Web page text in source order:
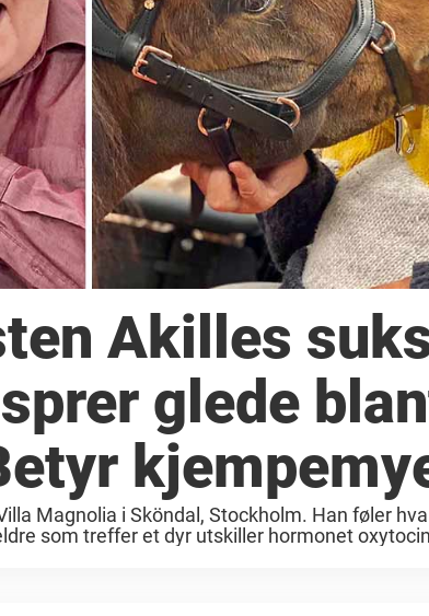
Akilles
glede
Magnolia i Sköndal, Stockholm. Han føler
som treffer et dyr utskiller hormonet